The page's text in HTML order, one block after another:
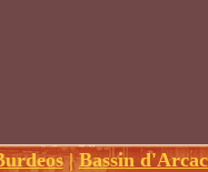
|Bassin